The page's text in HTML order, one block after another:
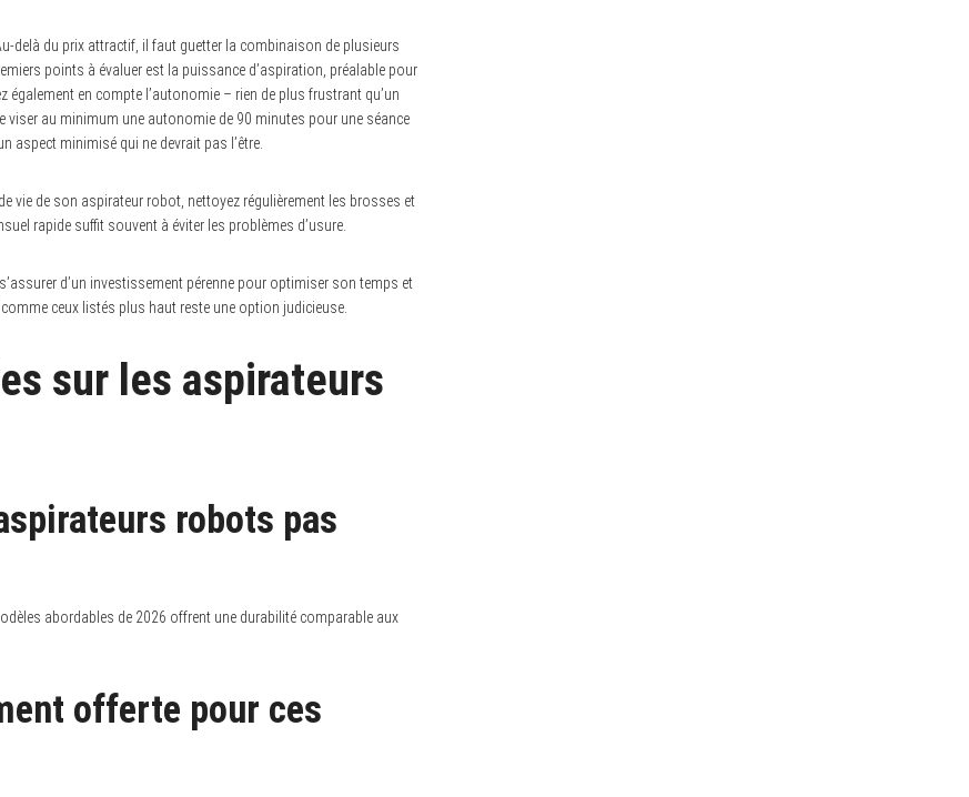
delà du prix attractif, il faut guetter la combinaison de plusieurs
points à évaluer est la puissance d’aspiration, préalable pour
également en compte l’autonomie – rien de plus frustrant qu’un
viser au minimum une autonomie de 90 minutes pour une séance
aspect minimisé qui ne devrait pas l’être.
vie de son aspirateur robot, nettoyez régulièrement les brosses et
rapide suffit souvent à éviter les problèmes d’usure.
d’un investissement pérenne pour optimiser son temps et
ceux listés plus haut reste une option judicieuse.
sur les aspirateurs
robots pas
abordables de 2026 offrent une durabilité comparable aux
offerte pour ces